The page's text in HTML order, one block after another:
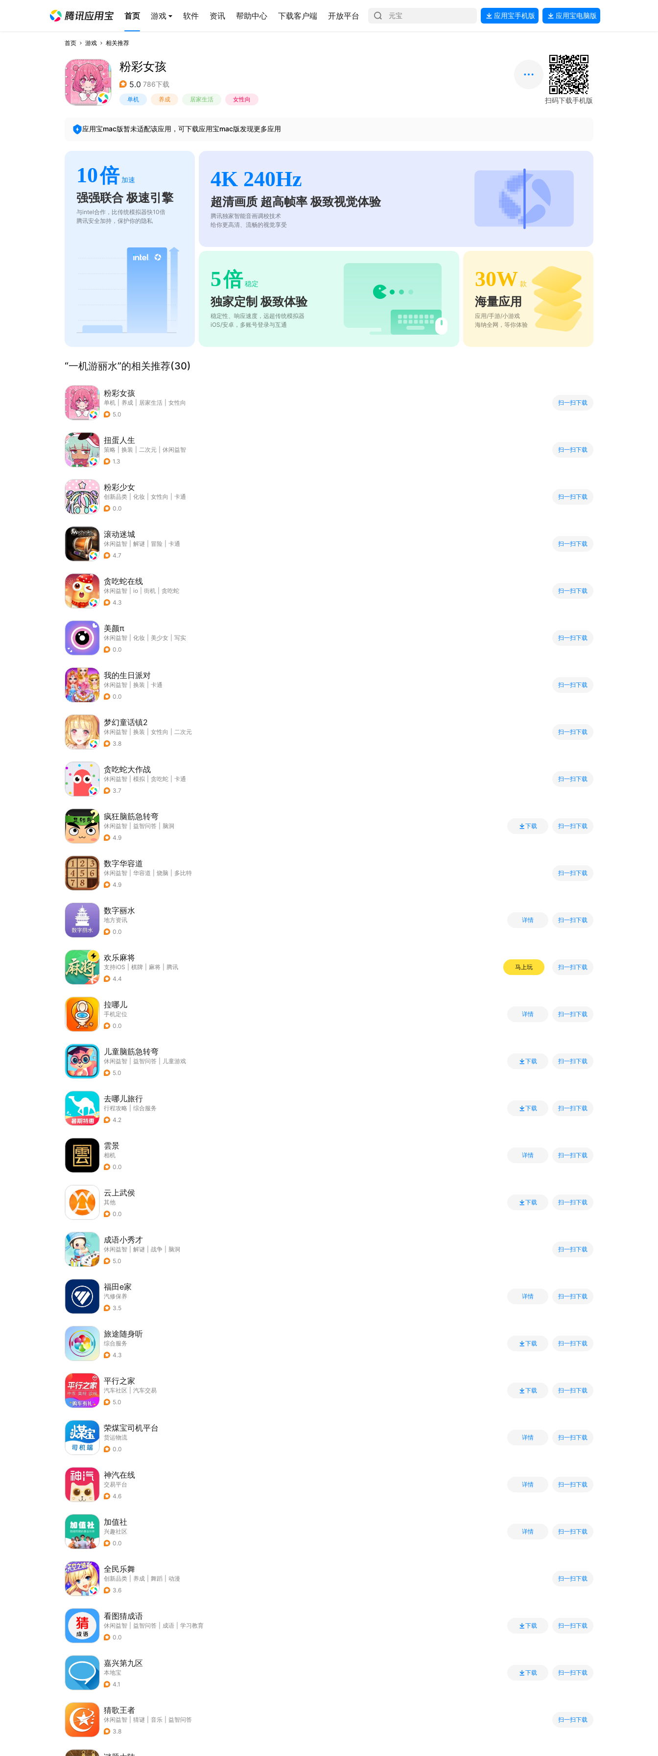
首页 游戏 软件 资讯 帮助中心 下载客户端 开放平台 应用宝手机版 应用宝电脑版
首页 游戏 相关推荐
粉彩女孩
5.0 786下载
单机 养成 居家生活 女性向 扫码下载手机版
应用宝mac版暂未适配该应用，可下载应用宝mac版发现更多应用
10倍 加速
强强联合 极速引擎
与intel合作，比传统模拟器快10倍
腾讯安全加持，保护你的隐私
4K 240Hz
超清画质 超高帧率 极致视觉体验
腾讯独家智能音画调校技术
给你更高清、流畅的视觉享受
5倍 稳定
独家定制 极致体验
稳定性、响应速度，远超传统模拟器
iOS/安卓，多账号登录与互通
30W 款
海量应用
应用/手游/小游戏
海纳全网，等你体验
“一机游丽水”的相关推荐(30)
粉彩女孩
单机 养成 居家生活
女性向
5.0
扫一扫下载
扭蛋人生
策略 换装 二次元
休闲益智
1.3
扫一扫下载
粉彩少女
创新品类 化妆 女性向
卡通
0.0
扫一扫下载
滚动迷城
休闲益智 解谜 冒险
卡通
4.7
扫一扫下载
贪吃蛇在线
休闲益智 io 街机
贪吃蛇
4.3
扫一扫下载
美颜π
休闲益智 化妆 美少女
写实
0.0
扫一扫下载
我的生日派对
休闲益智 换装
卡通
0.0
扫一扫下载
梦幻童话镇2
休闲益智 换装 女性向
二次元
3.8
扫一扫下载
贪吃蛇大作战
休闲益智 模拟 贪吃蛇
卡通
3.7
扫一扫下载
疯狂脑筋急转弯
休闲益智 益智问答
脑洞
4.9
下载 扫一扫下载
数字华容道
休闲益智 华容道 烧脑
多比特
4.9
扫一扫下载
数字丽水
地方资讯
0.0
详情 扫一扫下载
欢乐麻将
支持iOS 棋牌 麻将
腾讯
4.4
马上玩 扫一扫下载
拉哪儿
手机定位
0.0
详情 扫一扫下载
儿童脑筋急转弯
休闲益智 益智问答
儿童游戏
5.0
下载 扫一扫下载
去哪儿旅行
行程攻略
综合服务
4.2
下载 扫一扫下载
雲景
相机
0.0
详情 扫一扫下载
云上武侯
其他
0.0
下载 扫一扫下载
成语小秀才
休闲益智 解谜 战争
脑洞
5.0
扫一扫下载
福田e家
汽修保养
3.5
详情 扫一扫下载
旅途随身听
综合服务
4.3
下载 扫一扫下载
平行之家
汽车社区
汽车交易
5.0
下载 扫一扫下载
荣煤宝司机平台
货运物流
0.0
详情 扫一扫下载
神汽在线
交易平台
4.6
详情 扫一扫下载
加值社
兴趣社区
0.0
详情 扫一扫下载
全民乐舞
创新品类 养成 舞蹈
动漫
3.6
扫一扫下载
看图猜成语
休闲益智 益智问答 成语
学习教育
0.0
下载 扫一扫下载
嘉兴第九区
本地宝
4.1
下载 扫一扫下载
猜歌王者
休闲益智 猜谜 音乐
益智问答
3.8
扫一扫下载